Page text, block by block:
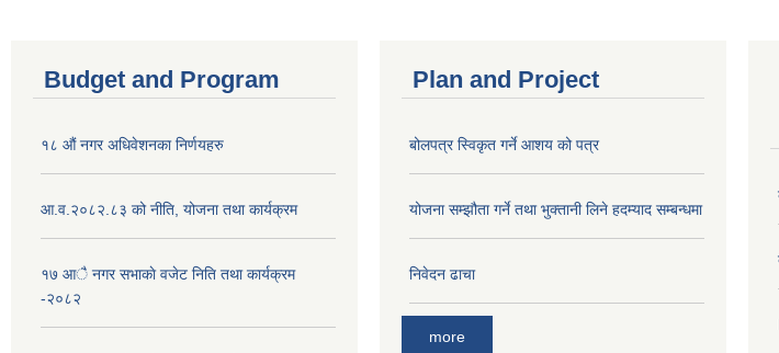
Budget and Program
१८ औं नगर अधिवेशनका निर्णयहरु
आ.व.२०८२.८३ को नीति, योजना तथा कार्यक्रम
१७ आै नगर सभाकाे वजेट निति तथा कार्यक्रम
-२०८२
Plan and Project
बोलपत्र स्विकृत गर्ने आशय को पत्र
योजना सम्झौता गर्ने तथा भुक्तानी लिने हदम्याद सम्बन्धमा
निवेदन ढाचा
more